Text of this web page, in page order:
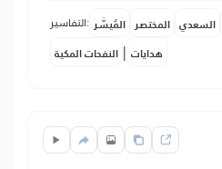
التفاسير: المُيسَّر المختصر السعدي
النفحات المكية | هدايات